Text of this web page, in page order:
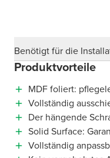
Benötigt für die
Produktvorteile
MDF foliert:
Vollständig
Der hängende
Solid Surface:
Vollständig